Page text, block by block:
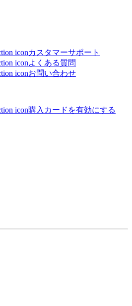
カスタマーサポート
よくある質問
お問い合わせ
購入カードを有効にする